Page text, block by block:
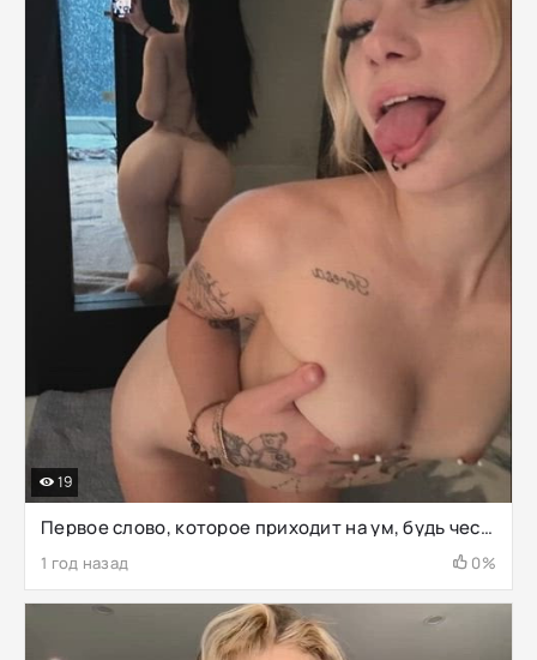
Первое слово, которое приходит на ум, будь честен
1 год назад 0%
19